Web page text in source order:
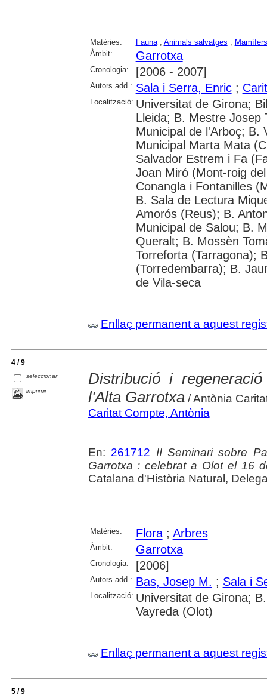
Matèries: Fauna; Animals salvatges ; Mamífers
Àmbit:
Garrotxa
Cronologia: [2006 - 2007]
Autors add.: Sala i Serra, Enric;
Localització: Universitat de Girona;
Lleida; B. Mestre Josep
Municipal de l'Arboç; B.
Municipal Marta Mata
Salvador Estrem i Fa
Joan Miró (Mont-roig
Conangla i Fontanilles
B. Sala de Lectura
Amorós (Reus); B.
Municipal de Salou; B.
Queralt; B. Mossèn
Torreforta (Tarragona);
(Torredembarra); B.
de Vila-seca
Enllaç permanent a aquest
4 / 9
seleccionar
imprimir
Distribució i
l'Alta Garrotxa/ Antònia
Caritat Compte, Antònia
En: 261712 II Seminari sobre
Garrotxa : celebrat a Olot el 16
Catalana d'Història Natural,
Matèries: Flora; Arbres
Àmbit: Garrotxa
Cronologia: [2006]
Autors add.: Bas, Josep M. ; Sala i
Localització: Universitat de Girona;
Vayreda (Olot)
Enllaç permanent a aquest
5 / 9